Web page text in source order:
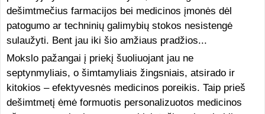
dešimtmečius farmacijos bei medicinos įmonės dėl
patogumo ar techninių galimybių stokos nesistengė
sulaužyti. Bent jau iki šio amžiaus pradžios...
Mokslo pažangai į priekį šuoliuojant jau ne
septynmyliais, o šimtamyliais žingsniais, atsirado ir
kitokios – efektyvesnės medicinos poreikis. Taip prieš
dešimtmetį ėmė formuotis personalizuotos medicinos